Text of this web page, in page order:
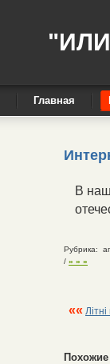
Главная
В
Рубрика:
/ » » »
««
Похожие